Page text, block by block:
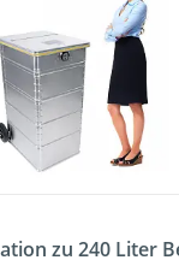
zu 240 Liter